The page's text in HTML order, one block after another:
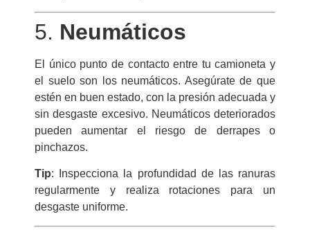
5. Neumáticos
El único punto de contacto entre tu camioneta y
el suelo son los neumáticos. Asegúrate de que
estén en buen estado, con la presión adecuada y
sin desgaste excesivo. Neumáticos deteriorados
pueden aumentar el riesgo de derrapes o
pinchazos.
Tip: Inspecciona la profundidad de las ranuras
regularmente y realiza rotaciones para un
desgaste uniforme.